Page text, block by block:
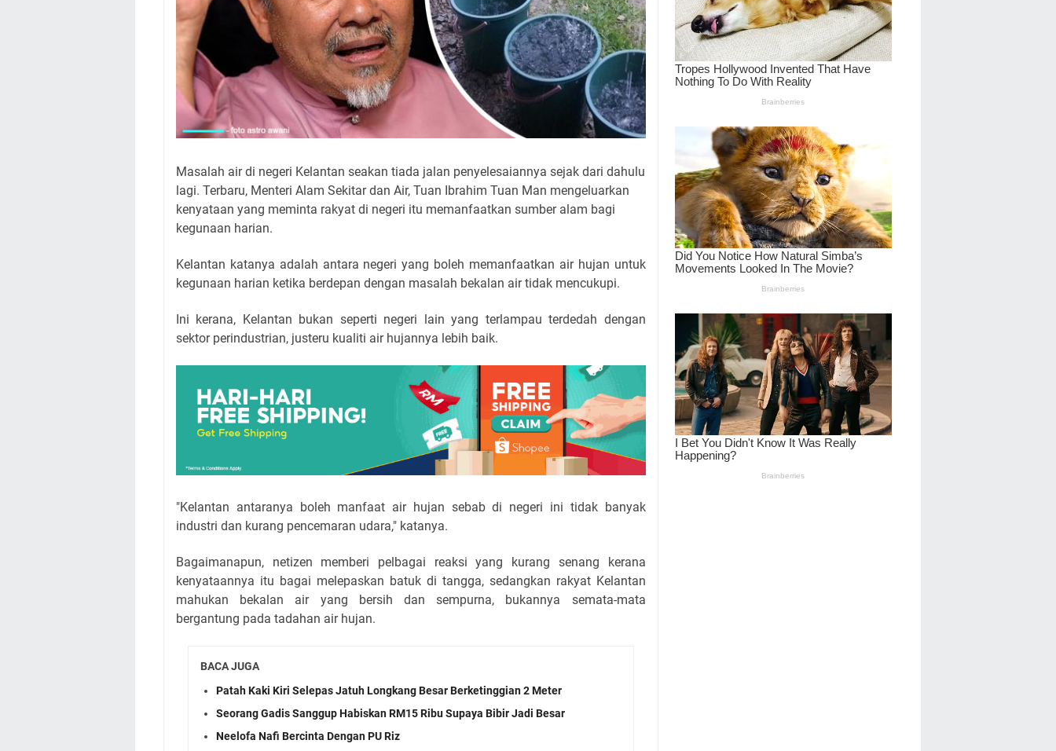
Masalah air di negeri Kelantan seakan tiada jalan penyelesaiannya sejak dari dahulu
lagi. Terbaru, Menteri Alam Sekitar dan Air, Tuan Ibrahim Tuan Man mengeluarkan
kenyataan yang meminta rakyat di negeri itu memanfaatkan sumber alam bagi
kegunaan harian.
Kelantan katanya adalah antara negeri yang boleh memanfaatkan air hujan untuk
kegunaan harian ketika berdepan dengan masalah bekalan air tidak mencukupi.
Ini kerana, Kelantan bukan seperti negeri lain yang terlampau terdedah dengan
sektor perindustrian, justeru kualiti air hujannya lebih baik.
"Kelantan antaranya boleh manfaat air hujan sebab di negeri ini tidak banyak
industri dan kurang pencemaran udara," katanya.
Bagaimanapun, netizen memberi pelbagai reaksi yang kurang senang kerana
kenyataannya itu bagai melepaskan batuk di tangga, sedangkan rakyat Kelantan
mahukan bekalan air yang bersih dan sempurna, bukannya semata-mata
bergantung pada tadahan air hujan.
BACA JUGA
Patah Kaki Kiri Selepas Jatuh Longkang Besar Berketinggian 2 Meter
Seorang Gadis Sanggup Habiskan RM15 Ribu Supaya Bibir Jadi Besar
Neelofa Nafi Bercinta Dengan PU Riz